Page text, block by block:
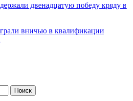
двенадцатую победу кряду в
вничью в квалификации